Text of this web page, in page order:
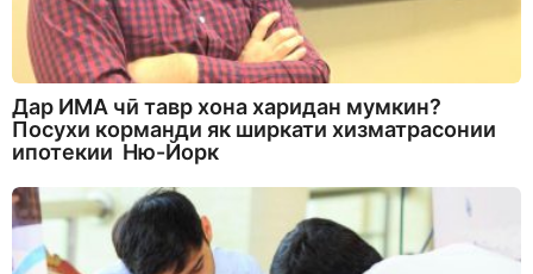
Дар ИМА чӣ тавр хона харидан мумкин?
Посухи корманди як ширкати хизматрасонии
ипотекии Ню-Йорк